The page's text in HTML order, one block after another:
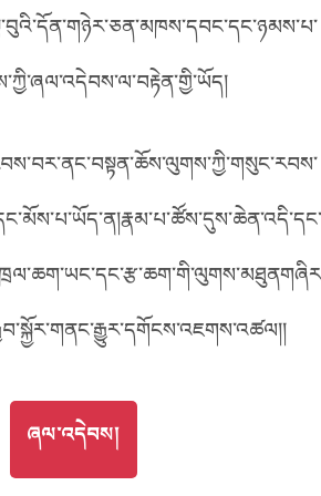
བོད་ཡིག
English
ភាសាខ្មែរ
GO TOཞལ་འདེབས།
ཞལ་འདེབས།